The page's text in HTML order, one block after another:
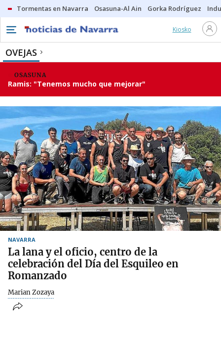
Tormentas en Navarra Osasuna-Al Ain Gorka Rodríguez
Kiosko
OVEJAS
OSASUNA
Ramis: "Tenemos mucho que mejorar"
NAVARRA
La lana y el oficio, centro de la
celebración del Día del Esquileo en
Romanzado
Marian Zozaya